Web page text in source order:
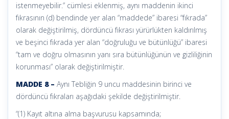
istenmeyebilir.” cümlesi eklenmiş, aynı maddenin ikinci
fıkrasının (d) bendinde yer alan “maddede” ibaresi “fıkrada”
olarak değiştirilmiş, dördüncü fıkrası yürürlükten kaldırılmış
ve beşinci fıkrada yer alan “doğruluğu ve bütünlüğü” ibaresi
“tam ve doğru olmasının yanı sıra bütünlüğünün ve gizliliğinin
korunması” olarak değiştirilmiştir.
MADDE 8 – Aynı Tebliğin 9 uncu maddesinin birinci ve
dördüncü fıkraları aşağıdaki şekilde değiştirilmiştir.
“(1) Kayıt altına alma başvurusu kapsamında;